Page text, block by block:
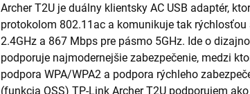
Archer T2U je duálny klientsky AC USB adaptér,
protokolom 802.11ac a komunikuje tak
2.4GHz a 867 Mbps pre pásmo 5GHz. Ide o
podporuje najmodernejšie zabezpečenie, medzi
podpora WPA/WPA2 a podpora rýchleho
(funkcia QSS) TP-Link Archer T2U podporujem